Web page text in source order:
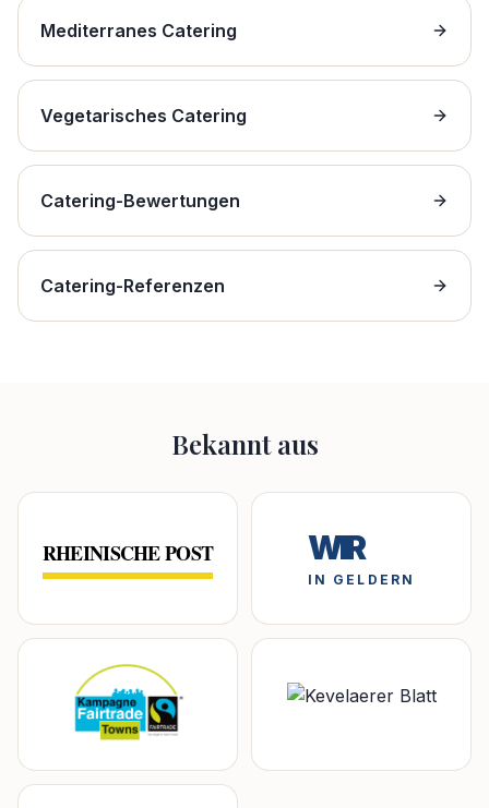
Mediterranes Catering
Vegetarisches Catering
Catering-Bewertungen
Catering-Referenzen
Bekannt aus
RHEINISCHE POST WIR
IN GELDERN